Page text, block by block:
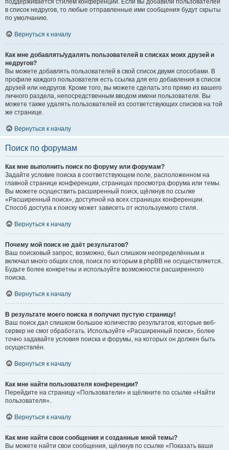
поддерживается стилем конференции. Если вы добавили пользователей
в список недругов, то любые отправленные ими сообщения будут скрыты
по умолчанию.
Вернуться к началу
Как мне добавлять/удалять пользователей в списках моих друзей и
недругов?
Вы можете добавлять пользователей в свой список двумя способами. В
профиле каждого пользователя есть ссылка для его добавления в список
друзей или недругов. Кроме того, вы можете сделать это прямо из вашего
личного раздела, непосредственным вводом имени пользователя. Вы
можете также удалять пользователей из соответствующих списков на той
же странице.
Вернуться к началу
Поиск по форумам
Как мне выполнить поиск по форуму или форумам?
Задайте условие поиска в соответствующем поле, расположенном на
главной странице конференции, страницах просмотра форума или темы.
Вы можете осуществить расширенный поиск, щёлкнув по ссылке
«Расширенный поиск», доступной на всех страницах конференции.
Способ доступа к поиску может зависеть от используемого стиля.
Вернуться к началу
Почему мой поиск не даёт результатов?
Ваш поисковый запрос, возможно, был слишком неопределённым и
включал много общих слов, поиск по которым в phpBB не осуществляется.
Будьте более конкретны и используйте возможности расширенного
поиска.
Вернуться к началу
В результате моего поиска я получил пустую страницу!
Ваш поиск дал слишком большое количество результатов, которые веб-
сервер не смог обработать. Используйте «Расширенный поиск», более
точно задавайте условия поиска и форумы, на которых он должен быть
осуществлён.
Вернуться к началу
Как мне найти пользователя конференции?
Перейдите на страницу «Пользователи» и щёлкните по ссылке «Найти
пользователя».
Вернуться к началу
Как мне найти свои сообщения и созданные мной темы?
Вы можете найти свои сообщения, щёлкнув по ссылке «Показать ваши